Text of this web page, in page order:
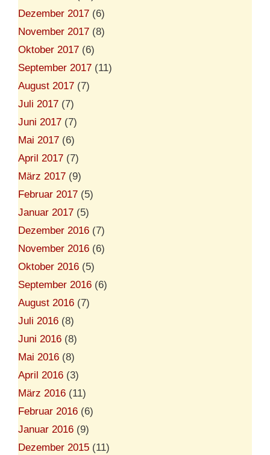
Dezember 2017 (6)
November 2017 (8)
Oktober 2017 (6)
September 2017 (11)
August 2017 (7)
Juli 2017 (7)
Juni 2017 (7)
Mai 2017 (6)
April 2017 (7)
März 2017 (9)
Februar 2017 (5)
Januar 2017 (5)
Dezember 2016 (7)
November 2016 (6)
Oktober 2016 (5)
September 2016 (6)
August 2016 (7)
Juli 2016 (8)
Juni 2016 (8)
Mai 2016 (8)
April 2016 (3)
März 2016 (11)
Februar 2016 (6)
Januar 2016 (9)
Dezember 2015 (11)